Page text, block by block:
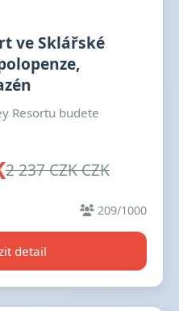
ve Sklářské
Resortu budete
2 237 CZK CZK
209/1000
detail